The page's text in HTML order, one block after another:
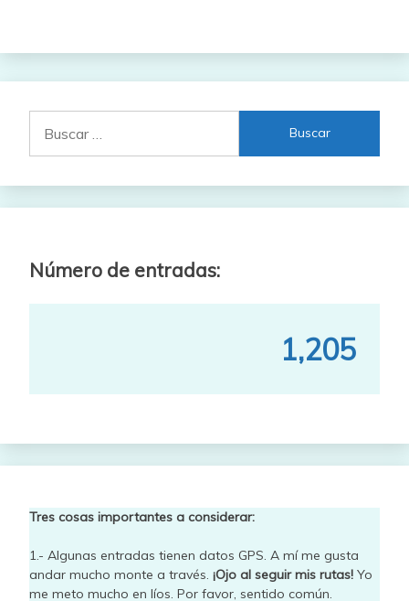
Número de entradas:
1,205
Tres cosas importantes a considerar:
1.- Algunas entradas tienen datos GPS. A mí me gusta
andar mucho monte a través. ¡Ojo al seguir mis rutas! Yo
me meto mucho en líos. Por favor, sentido común.